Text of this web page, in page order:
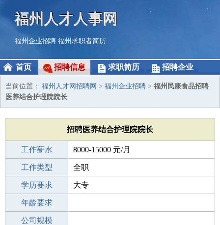
福州人才人事网
福州企业招聘 福州求职者简历
首页 招聘信息 求职简历 招聘企业
当前位置： 福州人才网招聘网 > 福州企业招聘 > 福州民康食品招聘
医养结合护理院院长
招聘医养结合护理院院长
工作薪水 8000-15000 元/月
招聘人数 1人
工作类型 全职
性别要求 -
学历要求 大专
工作经验
年龄要求
工作地点
公司规模